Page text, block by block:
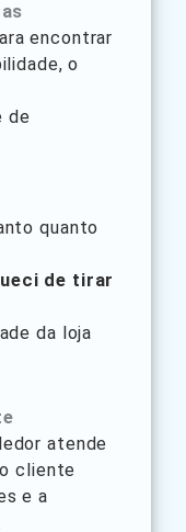
encontrar
o
de
quanto
de tirar
da loja
atende
cliente
e a